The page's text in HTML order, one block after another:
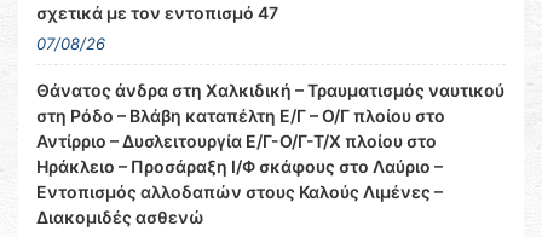
σχετικά με τον εντοπισμό 47
07/08/26
Θάνατος άνδρα στη Χαλκιδική – Τραυματισμός ναυτικού
στη Ρόδο – Βλάβη καταπέλτη Ε/Γ – Ο/Γ πλοίου στο
Αντίρριο – Δυσλειτουργία Ε/Γ-Ο/Γ-Τ/Χ πλοίου στο
Ηράκλειο – Προσάραξη Ι/Φ σκάφους στο Λαύριο –
Εντοπισμός αλλοδαπών στους Καλούς Λιμένες –
Διακομιδές ασθενώ